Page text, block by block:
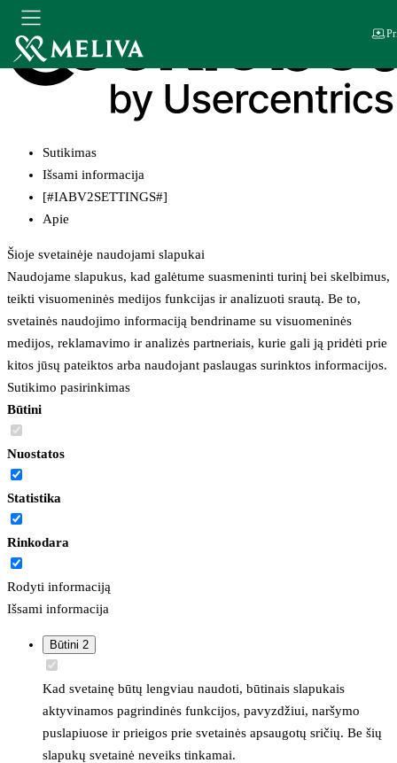
Sutikimas
Išsami informacija
[#IABV2SETTINGS#]
Apie
Šioje svetainėje naudojami slapukai
Naudojame slapukus, kad galėtume suasmeninti turinį bei skelbimus,
teikti visuomeninės medijos funkcijas ir analizuoti srautą. Be to,
svetainės naudojimo informaciją bendriname su visuomeninės
medijos, reklamavimo ir analizės partneriais, kurie gali ją pridėti prie
kitos jūsų pateiktos arba naudojant paslaugas surinktos informacijos.
Sutikimo pasirinkimas
Būtini
Nuostatos
Statistika
Rinkodara
Rodyti informaciją
Išsami informacija
Būtini 2
Kad svetainę būtų lengviau naudoti, būtinais slapukais
aktyvinamos pagrindinės funkcijos, pavyzdžiui, naršymo
puslapiuose ir prieigos prie svetainės apsaugotų sričių. Be šių
slapukų svetainė neveiks tinkamai.